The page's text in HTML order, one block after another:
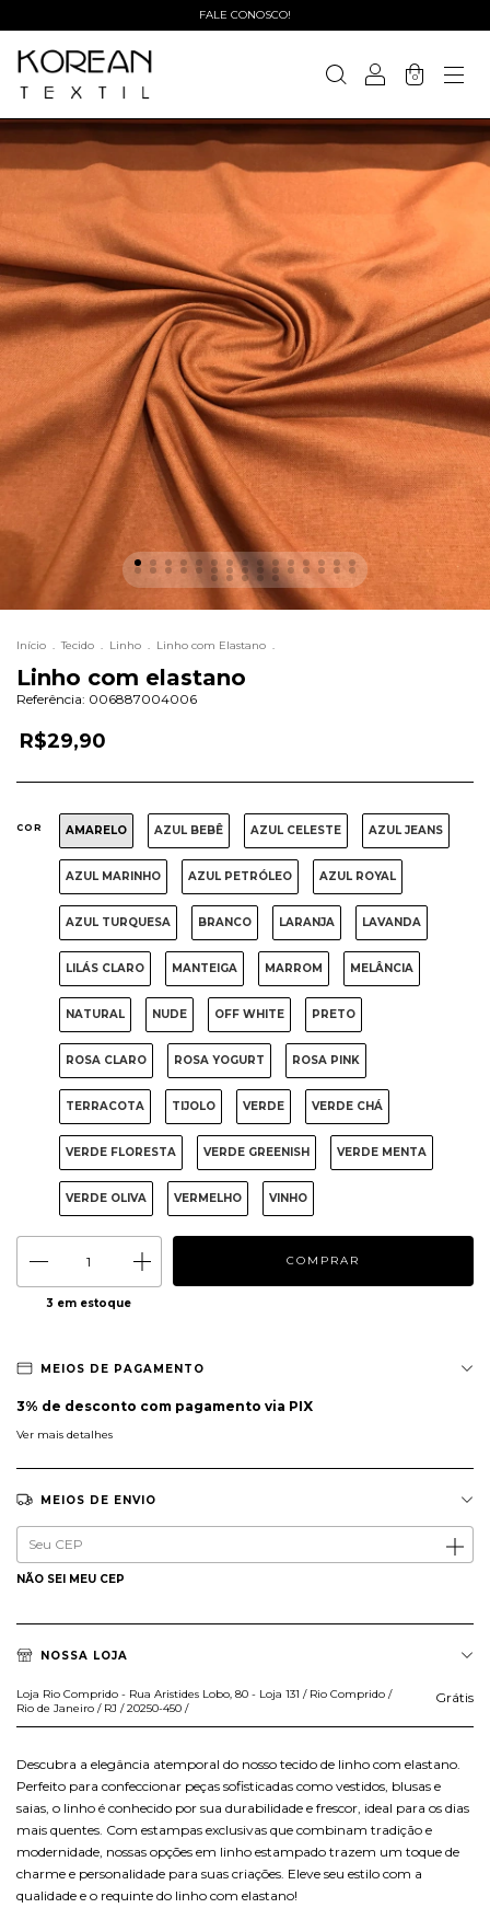
FALE CONOSCO!
0
Início . Tecido . Linho . Linho com Elastano .
Linho com elastano
Referência: 006887004006
R$29,90
COR AMARELO AZUL BEBÊ AZUL CELESTE AZUL JEANS
AZUL MARINHO AZUL PETRÓLEO AZUL ROYAL
AZUL TURQUESA BRANCO LARANJA LAVANDA
LILÁS CLARO MANTEIGA MARROM MELÂNCIA
NATURAL NUDE OFF WHITE PRETO
ROSA CLARO ROSA YOGURT ROSA PINK
TERRACOTA TIJOLO VERDE VERDE CHÁ
VERDE FLORESTA VERDE GREENISH VERDE MENTA
VERDE OLIVA VERMELHO VINHO
3 em estoque
MEIOS DE PAGAMENTO
3% de desconto com pagamento via PIX
Ver mais detalhes
MEIOS DE ENVIO
Entregas para o CEP:
NÃO SEI MEU CEP
NOSSA LOJA
Loja Rio Comprido - Rua Aristides Lobo, 80 - Loja 131 / Rio Comprido /
Rio de Janeiro / RJ / 20250-450 /
Grátis
Descubra a elegância atemporal do nosso tecido de linho com elastano.
Perfeito para confeccionar peças sofisticadas como vestidos, blusas e
saias, o linho é conhecido por sua durabilidade e frescor, ideal para os dias
mais quentes. Com estampas exclusivas que combinam tradição e
modernidade, nossas opções em linho estampado trazem um toque de
charme e personalidade para suas criações. Eleve seu estilo com a
qualidade e o requinte do linho com elastano!